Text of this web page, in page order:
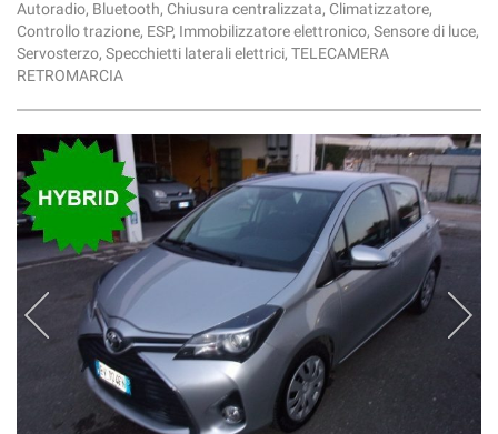
Autoradio, Bluetooth, Chiusura centralizzata, Climatizzatore,
Controllo trazione, ESP, Immobilizzatore elettronico, Sensore di luce,
Servosterzo, Specchietti laterali elettrici, TELECAMERA
RETROMARCIA